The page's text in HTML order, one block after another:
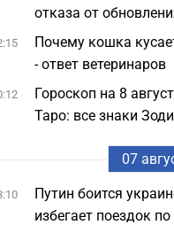
отказа от
Почему кошка
- ответ ветеринаров
Гороскоп на 8
Таро: все знаки
07
Путин боится
избегает поездок